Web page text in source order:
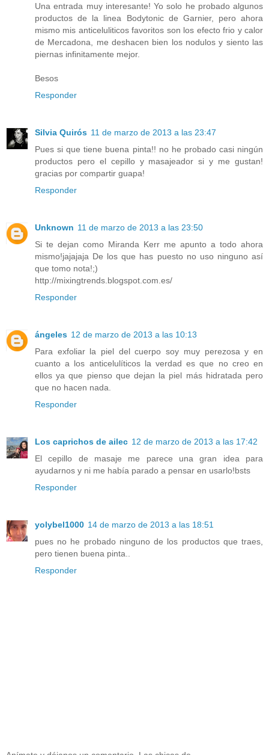
Una entrada muy interesante! Yo solo he probado algunos
productos de la linea Bodytonic de Garnier, pero ahora
mismo mis anticeluliticos favoritos son los efecto frio y calor
de Mercadona, me deshacen bien los nodulos y siento las
piernas infinitamente mejor.
Besos
Responder
Silvia Quirós 11 de marzo de 2013 a las 23:47
Pues si que tiene buena pinta!! no he probado casi ningún
productos pero el cepillo y masajeador si y me gustan!
gracias por compartir guapa!
Responder
Unknown 11 de marzo de 2013 a las 23:50
Si te dejan como Miranda Kerr me apunto a todo ahora
mismo!jajajaja De los que has puesto no uso ninguno así
que tomo nota!;)
http://mixingtrends.blogspot.com.es/
Responder
ángeles 12 de marzo de 2013 a las 10:13
Para exfoliar la piel del cuerpo soy muy perezosa y en
cuanto a los anticelulíticos la verdad es que no creo en
ellos ya que pienso que dejan la piel más hidratada pero
que no hacen nada.
Responder
Los caprichos de ailec 12 de marzo de 2013 a las 17:42
El cepillo de masaje me parece una gran idea para
ayudarnos y ni me había parado a pensar en usarlo!bsts
Responder
yolybel1000 14 de marzo de 2013 a las 18:51
pues no he probado ninguno de los productos que traes,
pero tienen buena pinta..
Responder